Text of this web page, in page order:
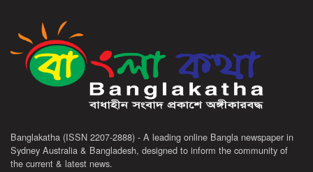
Banglakatha (ISSN 2207-2888) - A leading online Bangla newspaper in
Sydney Australia & Bangladesh, designed to inform the community of
the current & latest news.